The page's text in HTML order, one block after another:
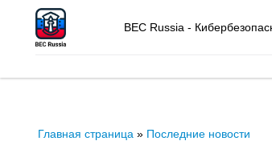
BEC Russia -
Главная страница » Последние новости